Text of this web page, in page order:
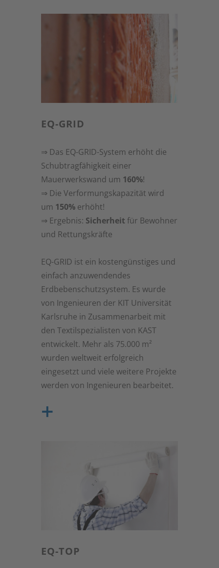
EQ-GRID
⇒ Das EQ-GRID-System erhöht die
Schubtragfähigkeit einer
Mauerwerkswand um 160%!
⇒ Die Verformungskapazität wird
um 150% erhöht!
⇒ Ergebnis: Sicherheit für Bewohner
und Rettungskräfte
EQ-GRID ist ein kostengünstiges und
einfach anzuwendendes
Erdbebenschutzsystem. Es wurde
von Ingenieuren der KIT Universität
Karlsruhe in Zusammenarbeit mit
den Textilspezialisten von KAST
entwickelt. Mehr als 75.000 m²
wurden weltweit erfolgreich
eingesetzt und viele weitere Projekte
werden von Ingenieuren bearbeitet.
+
als auch für Innenanwendungen, ein-
oder beidseitig eingesetzt werden.
Bereits eine einseitige Anwendungen
zeigt signifikante Ergebnisse. Es
eignet sich für Neubauten,
Renovierungen sowie für historische
Gebäude. Mauerwerk mit Rissen
kann deutlich verstärkt werden. Das
EQ-TOP